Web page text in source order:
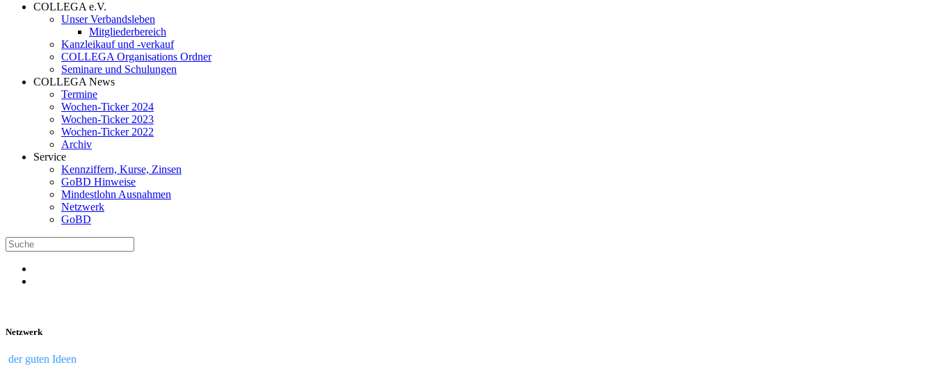
COLLEGA e.V.
Unser Verbandsleben
Mitgliederbereich
Kanzleikauf und -verkauf
COLLEGA Organisations Ordner
Seminare und Schulungen
COLLEGA News
Termine
Wochen-Ticker 2024
Wochen-Ticker 2023
Wochen-Ticker 2022
Archiv
Service
Kennziffern, Kurse, Zinsen
GoBD Hinweise
Mindestlohn Ausnahmen
Netzwerk
GoBD
Netzwerk
der guten Ideen